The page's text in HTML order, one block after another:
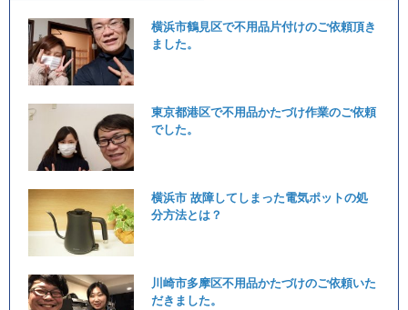
横浜市鶴見区で不用品片付けのご依頼頂き
ました。
東京都港区で不用品かたづけ作業のご依頼
でした。
横浜市 故障してしまった電気ポットの処
分方法とは？
川崎市多摩区不用品かたづけのご依頼いた
だきました。